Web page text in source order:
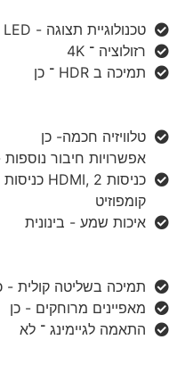
טכנולוגיית תצוגה - LED
רזולוציה ־ 4K
תמיכה ב HDR ־ כן
טלוויזיה חכמה- כן
קומפוזיט
איכות שמע - בינונית
תמיכה בשליטה קולית - כן
מאפיינים מרוחקים - כן
התאמה לגיימינג ־ לא